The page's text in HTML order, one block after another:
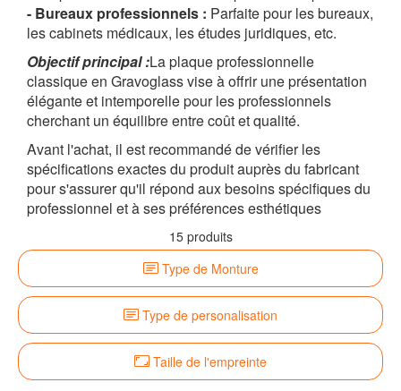
- Bureaux professionnels : Parfaite pour les bureaux,
les cabinets médicaux, les études juridiques, etc.
Objectif principal :La plaque professionnelle
classique en Gravoglass vise à offrir une présentation
élégante et intemporelle pour les professionnels
cherchant un équilibre entre coût et qualité.
Avant l'achat, il est recommandé de vérifier les
spécifications exactes du produit auprès du fabricant
pour s'assurer qu'il répond aux besoins spécifiques du
professionnel et à ses préférences esthétiques
15 produits
Type de Monture
Type de personalisation
Taille de l'empreinte